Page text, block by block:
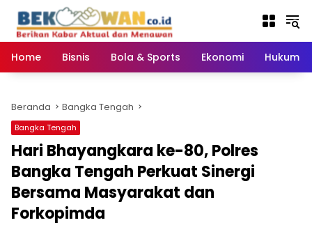
konten
Home
Bisnis Bola & Sports Ekonomi Hukum
Beranda Bangka Tengah
Bangka Tengah
Hari Bhayangkara ke-80, Polres
Bangka Tengah Perkuat Sinergi
Bersama Masyarakat dan
Forkopimda